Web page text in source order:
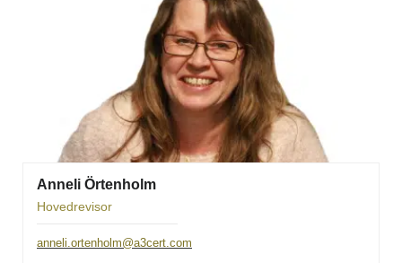
Anneli Örtenholm
Hovedrevisor
anneli.ortenholm@a3cert.com